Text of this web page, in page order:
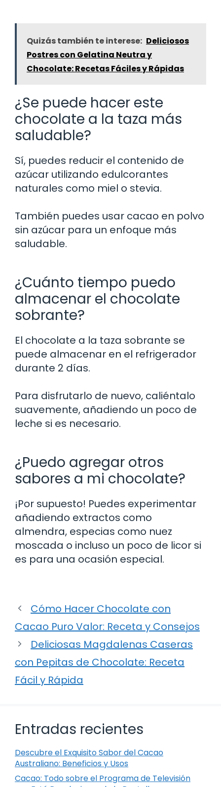
Quizás también te interese: Deliciosos
Postres con Gelatina Neutra y
Chocolate: Recetas Fáciles y Rápidas
¿Se puede hacer este
chocolate a la taza más
saludable?
Sí, puedes reducir el contenido de
azúcar utilizando edulcorantes
naturales como miel o stevia.
También puedes usar cacao en polvo
sin azúcar para un enfoque más
saludable.
¿Cuánto tiempo puedo
almacenar el chocolate
sobrante?
El chocolate a la taza sobrante se
puede almacenar en el refrigerador
durante 2 días.
Para disfrutarlo de nuevo, caliéntalo
suavemente, añadiendo un poco de
leche si es necesario.
¿Puedo agregar otros
sabores a mi chocolate?
¡Por supuesto! Puedes experimentar
añadiendo extractos como
almendra, especias como nuez
moscada o incluso un poco de licor si
es para una ocasión especial.
Cómo Hacer Chocolate con
Cacao Puro Valor: Receta y Consejos
Deliciosas Magdalenas Caseras
con Pepitas de Chocolate: Receta
Fácil y Rápida
Entradas recientes
Descubre el Exquisito Sabor del Cacao
Australiano: Beneficios y Usos
Cacao: Todo sobre el Programa de Televisión